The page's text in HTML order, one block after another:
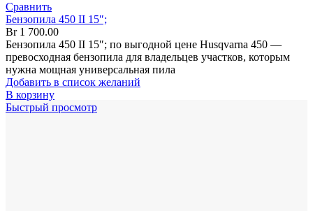
Сравнить
Бензопила 450 II 15″;
Br1 700.00
Бензопила 450 II 15″; по выгодной цене Husqvarna 450 —
превосходная бензопила для владельцев участков, которым
нужна мощная универсальная пила
Добавить в список желаний
В корзину
Быстрый просмотр